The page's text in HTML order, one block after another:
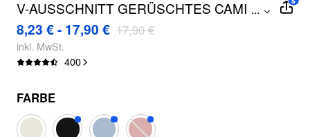
V-AUSSCHNITT GERÜSCHTES CAMI
OBERTEIL
...
8,23 € - 17,90 € 17,90 €
inkl. MwSt.
400
FARBE